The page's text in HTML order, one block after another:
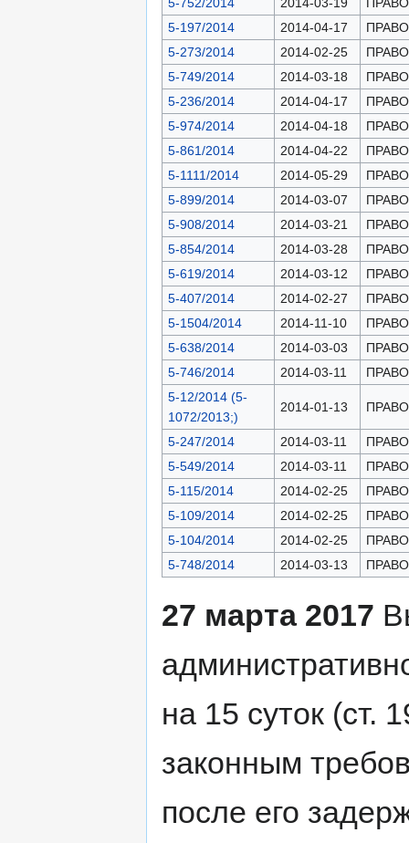
5-752/2014
2014-03-19
5-197/2014
2014-04-17
5-273/2014
2014-02-25
5-749/2014
2014-03-18
5-236/2014
2014-04-17
5-974/2014
2014-04-18
5-861/2014
2014-04-22
5-1111/2014
2014-05-29
5-899/2014
2014-03-07
5-908/2014
2014-03-21
5-854/2014
2014-03-28
5-619/2014
2014-03-12
5-407/2014
2014-02-27
5-1504/2014
2014-11-10
5-638/2014
2014-03-03
5-746/2014
2014-03-11
5-12/2014 (5-
1072/2013;)
2014-01-13
5-247/2014 2014-03-11
5-549/2014
2014-03-11
5-115/2014
2014-02-25
5-109/2014
2014-02-25
5-104/2014
2014-02-25
5-748/2014
2014-03-13
27 марта 2017
на 15 суток (ст.
законным
после его